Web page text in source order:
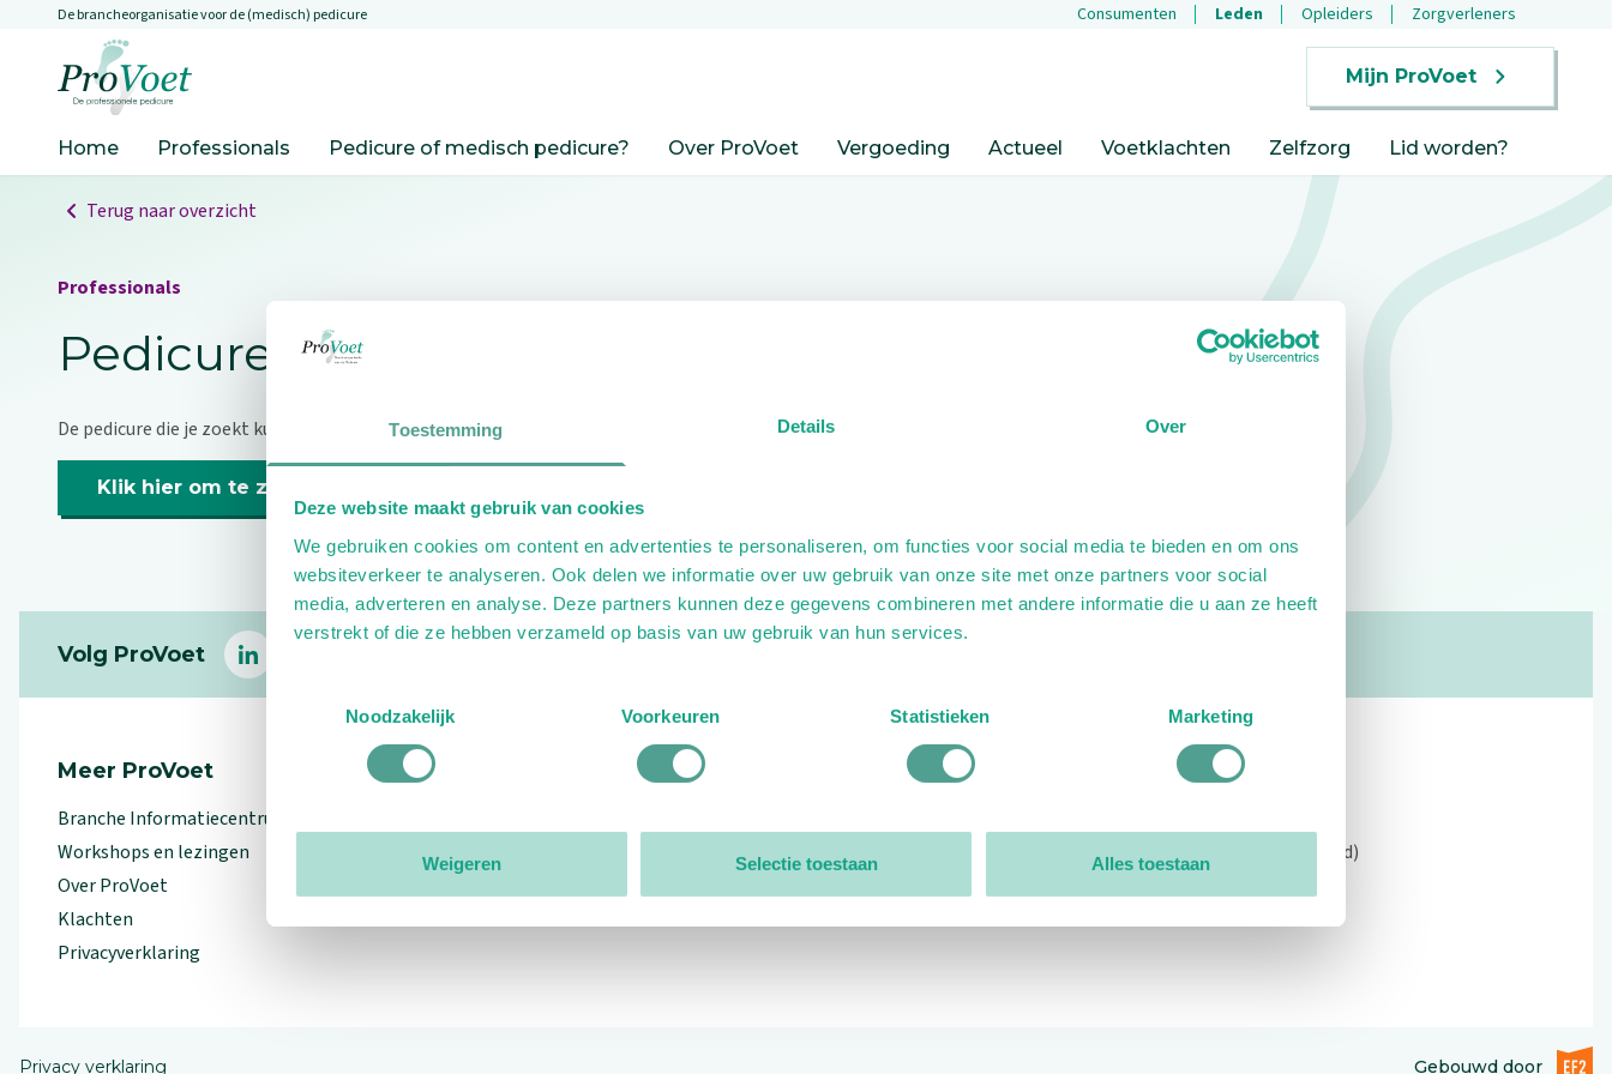
Toestemming Details Over
Deze website maakt gebruik van cookies
We gebruiken cookies om content en advertenties te personaliseren, om functies voor social media te bieden en om ons
websiteverkeer te analyseren. Ook delen we informatie over uw gebruik van onze site met onze partners voor social
media, adverteren en analyse. Deze partners kunnen deze gegevens combineren met andere informatie die u aan ze heeft
verstrekt of die ze hebben verzameld op basis van uw gebruik van hun services.
Noodzakelijk
Voorkeuren Statistieken Marketing
Weigeren Selectie toestaan Alles toestaan
Overslaan en naar de inhoud gaan
De brancheorganisatie voor de (medisch) pedicure Consumenten Leden Opleiders Zorgverleners
Mijn ProVoet
Home Professionals Pedicure of medisch pedicure? Over ProVoet Vergoeding Actueel Voetklachten Zelfzorg Lid worden?
Terug naar overzicht
Professionals
Pedicure niet gevonden
De pedicure die je zoekt kunnen we niet vinden.
Klik hier om te zoeken naar een andere pedicure.
Volg ProVoet
linkedin
Meer ProVoet
Branche Informatiecentrum
Workshops en lezingen
Over ProVoet
Klachten
Privacyverklaring
Organisatie
Open: 09:00 - 12:30 (alleen ochtend)
Privacy verklaring Gebouwd doorEF2